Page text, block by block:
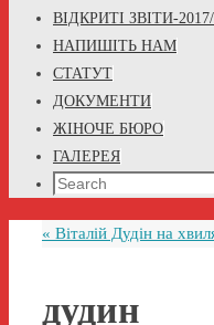
content
ВІДКРИТІ ЗВІТИ-2017/
НАПИШІТЬ НАМ
СТАТУТ
ДОКУМЕНТИ
ЖІНОЧЕ БЮРО
ГАЛЕРЕЯ
Search
« Віталій Дудін на
дудин